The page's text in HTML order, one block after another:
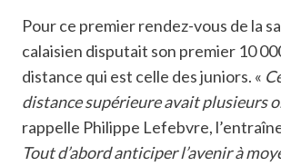
Pour ce premier rendez-vous de la
calaisien disputait son premier 10
distance qui est celle des juniors. «
distance supérieure avait plusieurs
rappelle Philippe Lefebvre,
Tout d’abord anticiper l’avenir à